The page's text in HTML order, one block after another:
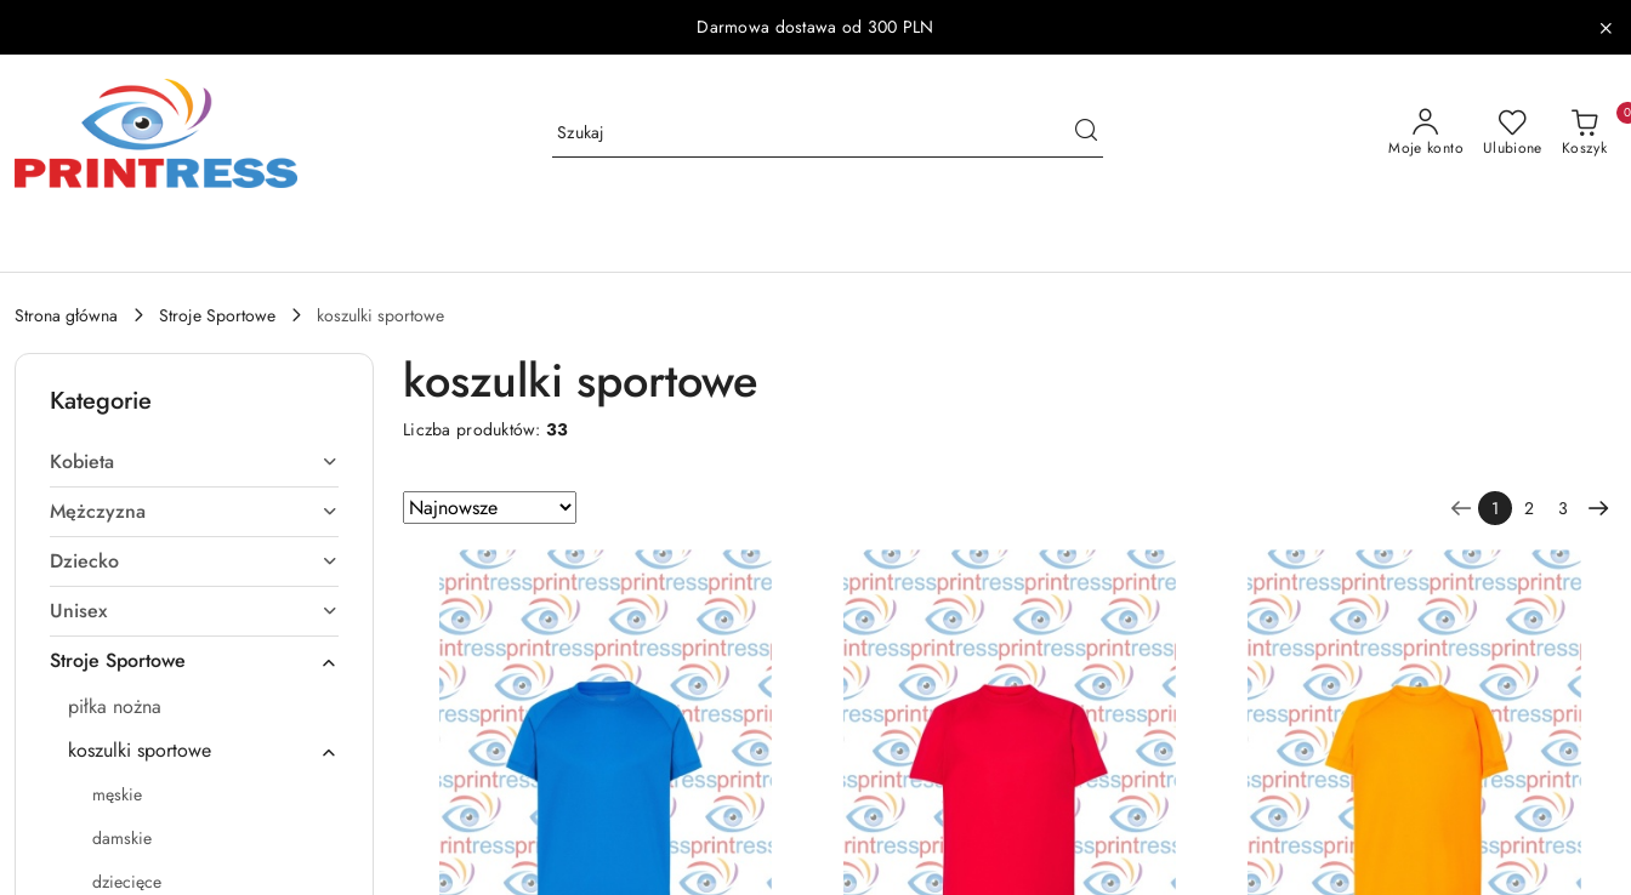
Darmowa dostawa od 300 PLN
Moje konto Ulubione Koszyk
0
Strona główna Stroje Sportowe koszulki sportowe
Kategorie
Kobieta
Mężczyzna
Dziecko
Unisex
Stroje Sportowe
piłka nożna
koszulki sportowe
męskie
damskie
dziecięce
koszulki sportowe
Liczba produktów:33
Zastosowano
sortowanie:
Najnowsze.
Sortuj
według
1 2 3